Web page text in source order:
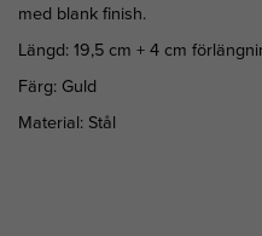
med blank finish.
Längd: 19,5 cm + 4 cm
Färg: Guld
Material: Stål